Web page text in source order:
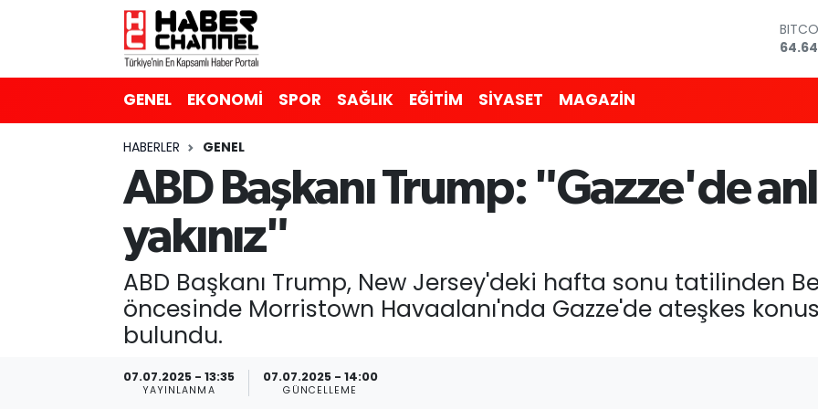
EURO
GENEL EKONOMİ SPOR SAĞLIK EĞİTİM SİYASET MAGAZİN
HABERLER GENEL
ABD Başkanı Trump: "Gazze'de
yakınız"
ABD Başkanı Trump, New Jersey'deki hafta sonu tatilinden
öncesinde Morristown Havaalanı'nda Gazze'de ateşkes
bulundu.
07.07.2025 - 13:35
YAYINLANMA
07.07.2025 - 14:00
GÜNCELLEME
MAGAZİN
Nöbetçi Eczaneler
Süper Lig Puan Durumu ve Fikstür
Tüm Manşetler
Son Dakika Haberleri
Haber Arşivi